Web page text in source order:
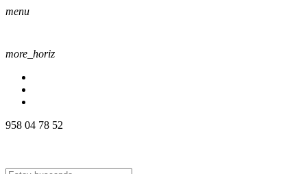
menu
more_horiz
958 04 78 52